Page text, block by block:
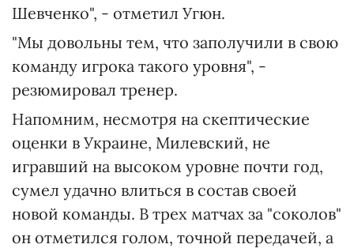
Шевченко", - отметил Угюн.
"Мы довольны тем, что заполучили в свою
команду игрока такого уровня", -
резюмировал тренер.
Напомним, несмотря на скептические
оценки в Украине, Милевский, не
игравший на высоком уровне почти год,
сумел удачно влиться в состав своей
новой команды. В трех матчах за "соколов"
он отметился голом, точной передачей, а